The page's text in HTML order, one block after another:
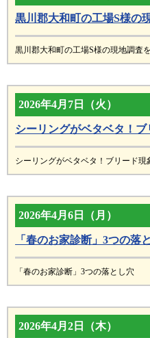
黒川郡大和町の工場S様の
黒川郡大和町の工場S様の現地調査
2026年4月7日（火）
シーリングがベタベタ！
シーリングがベタベタ！ブリード現
2026年4月6日（月）
「春のお家診断」3つの落
「春のお家診断」3つの落とし穴
2026年4月2日（木）